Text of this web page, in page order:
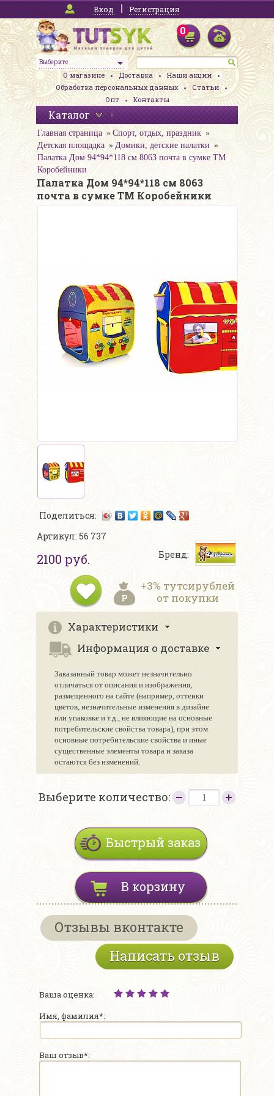
Вход Регистрация
Выберите
0
О магазине Доставка
Наши акции
Обработка персональных данных
Статьи
Опт
Контакты
Каталог
Главная страница
Спорт, отдых, праздник
Детская площадка
Домики, детские палатки
Палатка Дом 94*94*118 см 8063 почта в сумке ТМ
Коробейники
Палатка Дом 94*94*118 см 8063
почта в сумке ТМ Коробейники
Поделиться:
Артикул: 56 737
2100 руб. Бренд:
+3% тутсирублей
от покупки
Характеристики
Информация о доставке
Заказанный товар может незначительно
отличаться от описания и изображения,
размещенного на сайте (например, оттенки
цветов, незначительные изменения в дизайне
или упаковке и т.д., не влияющие на основные
потребительские свойства товара), при этом
основные потребительские свойства и иные
существенные элементы товара и заказа
остаются без изменений.
Выберите количество:
Быстрый заказ
В корзину
Отзывы вконтакте
Написать отзыв
Ваша оценка:
Имя, фамилия*:
Ваш отзыв*: